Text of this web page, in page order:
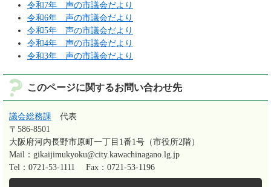
令和7年 声の市議会だより
令和6年 声の市議会だより
令和5年 声の市議会だより
令和4年 声の市議会だより
令和3年 声の市議会だより
このページに関するお問い合わせ先
議会総務課
代表
〒586-8501
大阪府河内長野市原町一丁目1番1号（市役所2階）
Mail：gikaijimukyoku@city.kawachinagano.lg.jp
Tel：0721-53-1111
Fax：0721-53-1196